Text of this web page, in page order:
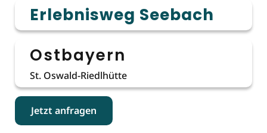
Erlebnisweg Seebach
Ostbayern
St. Oswald-Riedlhütte
Jetzt anfragen